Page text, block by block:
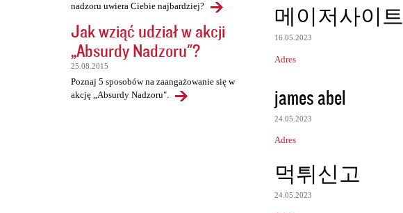
nadzoru uwiera Ciebie najbardziej?
Jak wziąć udział w akcji
„Absurdy Nadzoru"?
25.08.2015
Poznaj 5 sposobów na zaangażowanie się w
akcję „Absurdy Nadzoru".
메이저사이트
16.05.2023
Adres
james abel
24.05.2023
Adres
먹튀신고
24.05.2023